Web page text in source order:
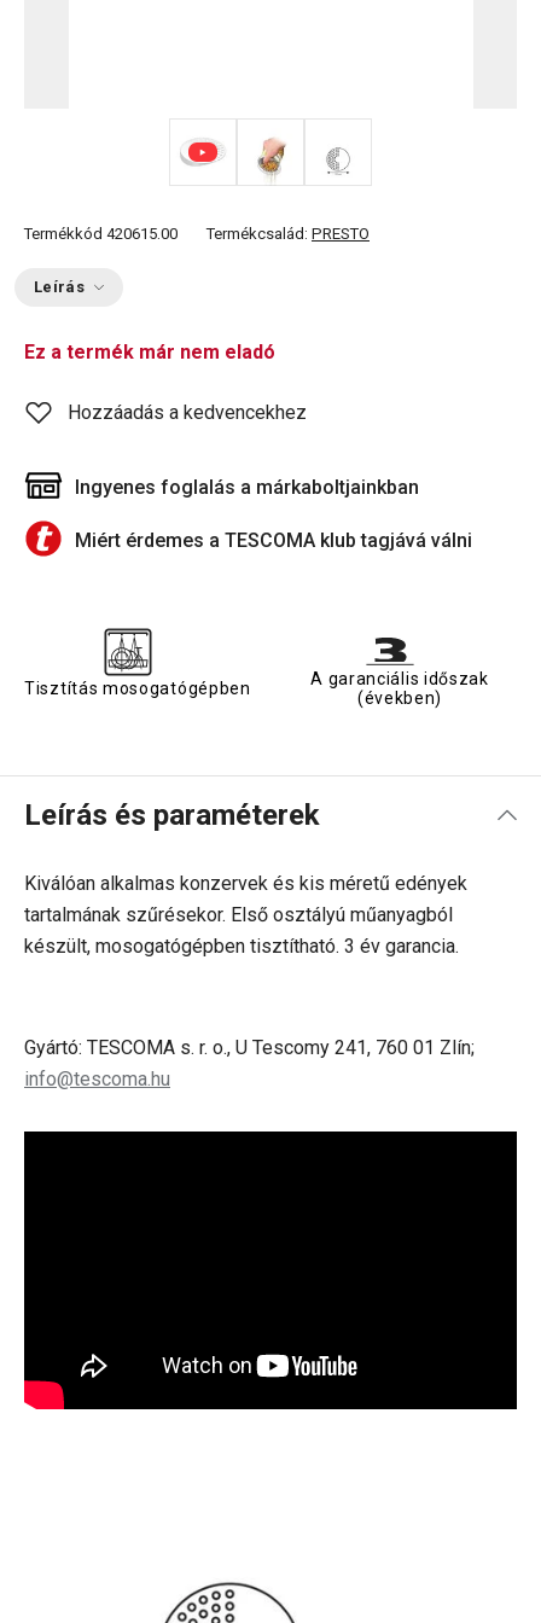
Termékkód 420615.00 Termékcsalád: PRESTO
Leírás
Ez a termék már nem eladó
Hozzáadás a kedvencekhez
Ingyenes foglalás a márkaboltjainkban
Miért érdemes a TESCOMA klub tagjává válni
Tisztítás mosogatógépben
A garanciális időszak
(években)
Leírás és paraméterek
Kiválóan alkalmas konzervek és kis méretű edények
tartalmának szűrésekor. Első osztályú műanyagból
készült, mosogatógépben tisztítható. 3 év garancia.
Gyártó: TESCOMA s. r. o., U Tescomy 241, 760 01 Zlín;
info@tescoma.hu